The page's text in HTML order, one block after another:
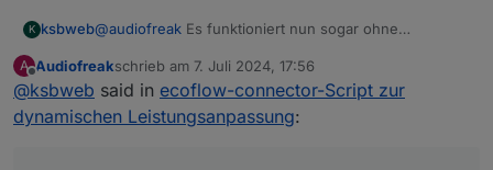
K ksbweb@audiofreak Es funktioniert nun sogar ohne
schräg (sowohl nach oben als auch seitlich) vor dem
Auslass des Delta-Lüfters platziert. Dieser Luftstrom
reicht bereits aus, um auch bei maximalem Solarinput
eine Überhitzung zu vermeiden und 800 W
A
Offline
Audiofreakschrieb am 7. Juli 2024, 17:56
zuletzt editiert von
@ksbweb said in ecoflow-connector-Script zur
dynamischen Leistungsanpassung: